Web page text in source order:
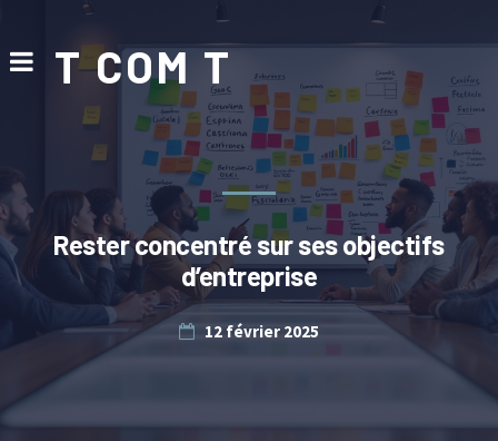
T COM T
Rester concentré sur ses objectifs
d’entreprise
12 février 2025